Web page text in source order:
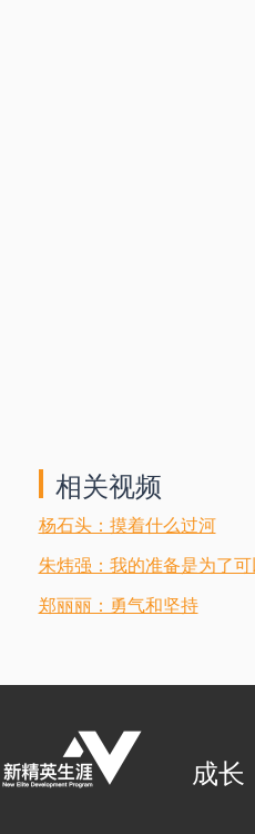
相关视频
杨石头：摸着什么过河
朱炜强：我的准备是为了
郑丽丽：勇气和坚持
成长